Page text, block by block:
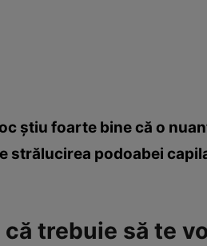
ştiu foarte bine că o
strălucirea podoabei
trebuie să te